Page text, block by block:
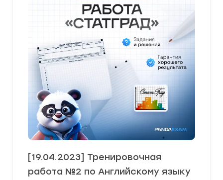
[19.04.2023] Тренировочная
работа №2 по Английскому языку